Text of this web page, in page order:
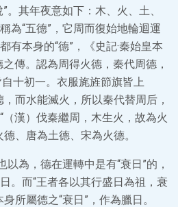
。其年夜意如下：木、火、土、
為“五德”，它周而復始地輪迴運
有本身的“德”，《史記·秦始皇本
傳。認為周得火德，秦代周德，
十初一。衣服旄旌節旗皆上
而水能滅火，所以秦代替周后，
漢）伐秦繼周，木生火，故為火
、唐為土德、宋為火德。
以為，德在運轉中是有“衰日”的，
。而“王者各以其行盛日為祖，衰
所屬德之“衰日”，作為臘日。